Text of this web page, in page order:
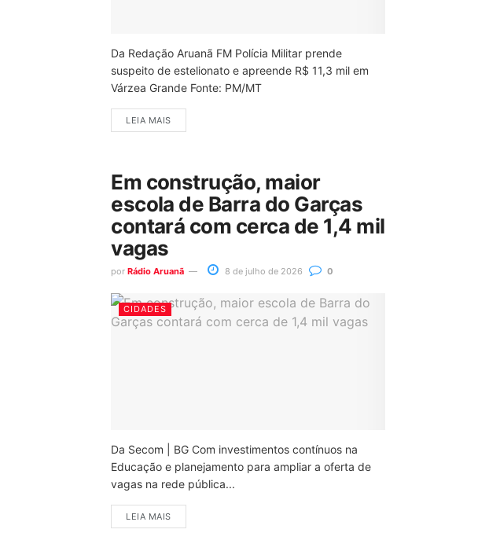
Da Redação Aruanã FM Polícia Militar prende
suspeito de estelionato e apreende R$ 11,3 mil em
Várzea Grande Fonte: PM/MT
LEIA MAIS
Em construção, maior
escola de Barra do Garças
contará com cerca de 1,4 mil
vagas
por Rádio Aruanã 8 de julho de 2026 0
CIDADES
Da Secom | BG Com investimentos contínuos na
Educação e planejamento para ampliar a oferta de
vagas na rede pública...
LEIA MAIS